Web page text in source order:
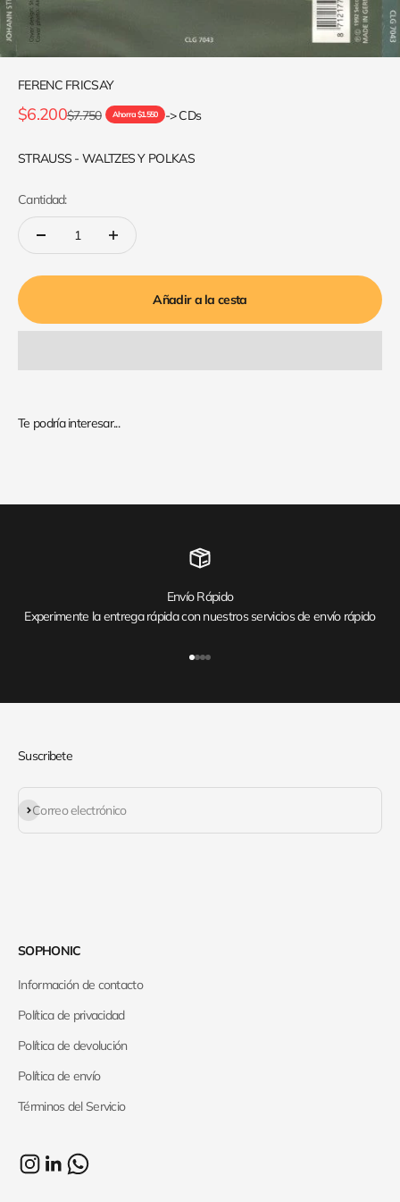
FERENC FRICSAY
Precio de oferta
$6.200Precio normal
$7.750 Ahorra $1.550 -> CDs
STRAUSS - WALTZES Y POLKAS
Cantidad:
Añadir a la cesta
Envío Rápido
Experimente la entrega rápida con nuestros servicios de envío rápido
Suscribete
Correo electrónico
Suscribirse
SOPHONIC
Información de contacto
Política de privacidad
Política de devolución
Política de envío
Términos del Servicio